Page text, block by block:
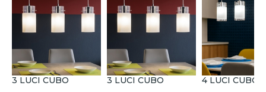
3 LUCI CUBO 3 LUCI CUBO 4 LUCI CUBO